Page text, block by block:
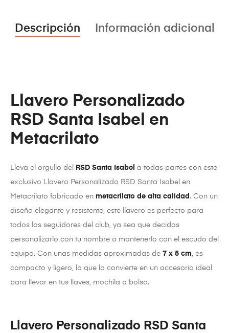
Descripción Información adicional
Llavero Personalizado
RSD Santa Isabel en
Metacrilato
Lleva el orgullo del RSD Santa Isabel a todas partes con este
exclusivo Llavero Personalizado RSD Santa Isabel en
Metacrilato fabricado en metacrilato de alta calidad . Con un
diseño elegante y resistente, este llavero es perfecto para
todos los seguidores del club, ya sea que decidas
personalizarlo con tu nombre o mantenerlo con el escudo del
equipo. Con unas medidas aproximadas de 7 x 5 cm, es
compacto y ligero, lo que lo convierte en un accesorio ideal
para llevar en tus llaves, mochila o bolso.
Llavero Personalizado RSD Santa